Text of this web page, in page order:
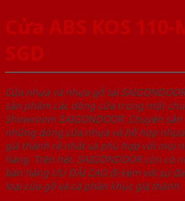
Cửa ABS KOS 110-
SGD
Cửa nhựa và nhựa gỗ tại
sản phẩm các dòng cửa trong một
Showroom SAIGONDOOR. Chuyên
những dòng cửa nhựa và hỗ hợp
giá thành rẻ nhất và phù hợp với mọi
hàng. Trên hết, SAIGONDOOR còn có
bán hàng ƯU ĐÃI CAO đi kèm với sự
loại cửa gỗ và cả phân khúc giá thành.